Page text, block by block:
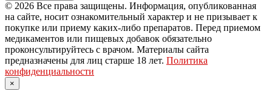
© 2026 Все права защищены. Информация, опубликованная
на сайте, носит ознакомительный характер и не призывает к
покупке или приему каких-либо препаратов. Перед приемом
медикаментов или пищевых добавок обязательно
проконсультируйтесь с врачом. Материалы сайта
предназначены для лиц старше 18 лет. Политика
конфиденциальности
×